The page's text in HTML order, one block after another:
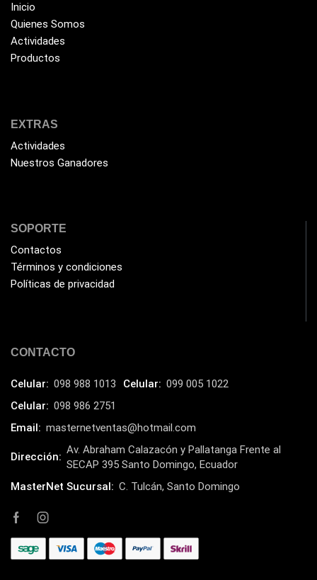
Inicio
Quienes Somos
Actividades
Productos
EXTRAS
Actividades
Nuestros Ganadores
SOPORTE
Contactos
Términos y condiciones
Políticas de privacidad
CONTACTO
Celular: 098 988 1013 Celular: 099 005 1022
Celular: 098 986 2751
Email: masternetventas@hotmail.com
Dirección:
Av. Abraham Calazacón y Pallatanga Frente al
SECAP 395 Santo Domingo, Ecuador
MasterNet Sucursal: C. Tulcán, Santo Domingo